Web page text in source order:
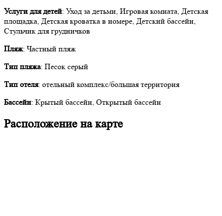
Услуги для детей: Уход за детьми, Игровая комната, Детская
площадка, Детская кроватка в номере, Детский бассейн,
Стульчик для грудничков
Пляж: Частный пляж
Тип пляжа: Песок серый
Тип отеля: отельный комплекс/большая территория
Бассейн: Крытый бассейн, Открытый бассейн
Расположение на карте